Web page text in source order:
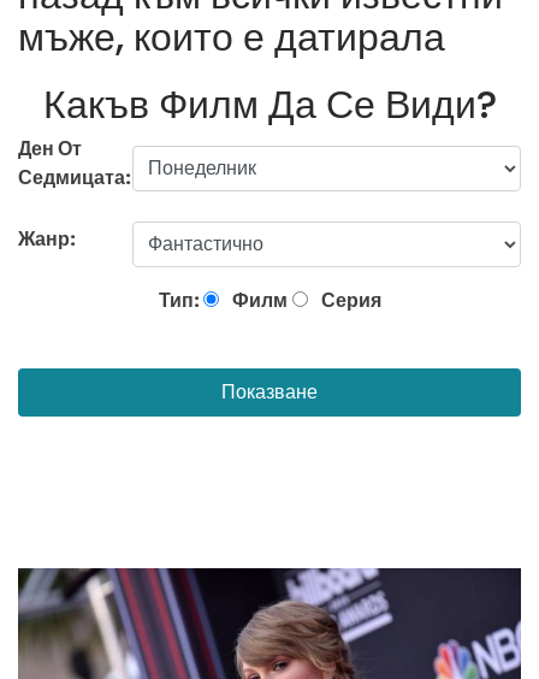
мъже, които е датирала
Какъв Филм Да Се Види?
Ден От
Седмицата:
Жанр:
Тип: Филм Серия
Показване